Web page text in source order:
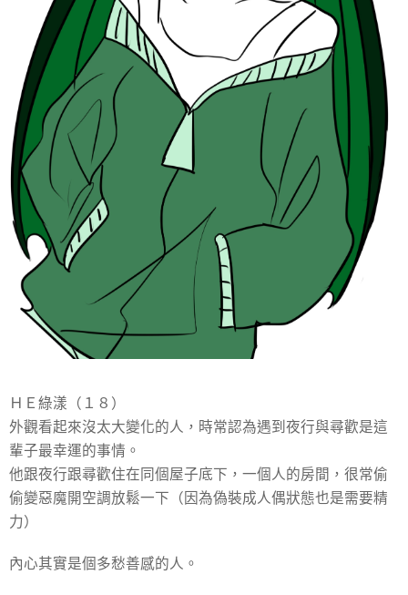
ＨＥ綠漾（１８）
外觀看起來沒太大變化的人，時常認為遇到夜行與尋歡是這
輩子最幸運的事情。
他跟夜行跟尋歡住在同個屋子底下，一個人的房間，很常偷
偷變惡魔開空調放鬆一下（因為偽裝成人偶狀態也是需要精
力）
內心其實是個多愁善感的人。